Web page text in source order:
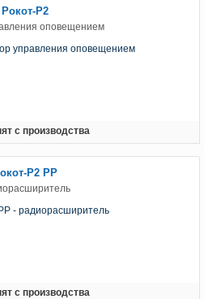
Рокот-Р2
оповещением
с производства
Р2 РР
с производства